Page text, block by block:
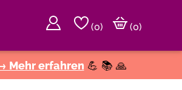
(0)
(0)
Mehr erfahren 💪 📚 🙏